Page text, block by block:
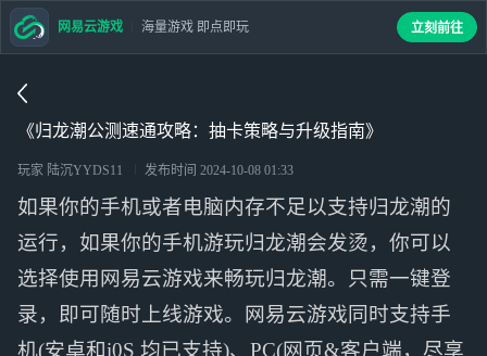
《归龙潮公测速通攻略：抽卡策略与升级指南》
玩家 陆沉YYDS11 发布时间 2024-10-08 01:33
如果你的手机或者电脑内存不足以支持归龙潮的
运行，如果你的手机游玩归龙潮会发烫，你可以
选择使用网易云游戏来畅玩归龙潮。只需一键登
录，即可随时上线游戏。网易云游戏同时支持手
机(安卓和i0S 均已支持)、PC(网页&客户端，尽享
网易云游戏 海量游戏 即点即玩 立刻前往